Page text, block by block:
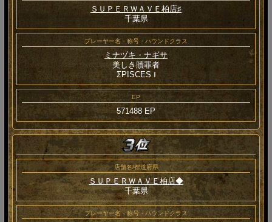
ＳＵＰＥＲＷＡＶＥ柏店♯
千葉県
プレーヤー名・称号・ハウンドクラス
ミナヅキ・ナギサ
美しき贖罪者
ΣPISCES Ⅰ
EP
571488 EP
店舗名/都道府県
ＳＵＰＥＲＷＡＶＥ柏店◆
千葉県
プレーヤー名・称号・ハウンドクラス